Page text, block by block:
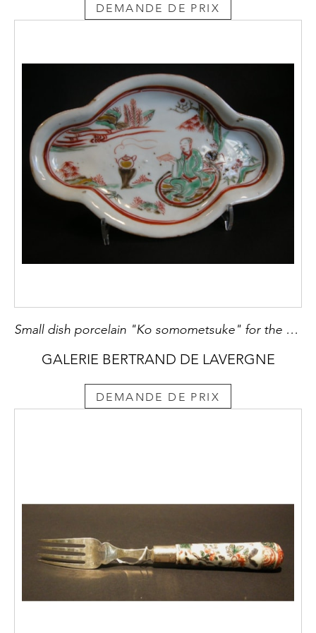
DEMANDE DE PRIX
Small dish porcelain "Ko somometsuke" for the Japan market -Ming period
GALERIE BERTRAND DE LAVERGNE
DEMANDE DE PRIX